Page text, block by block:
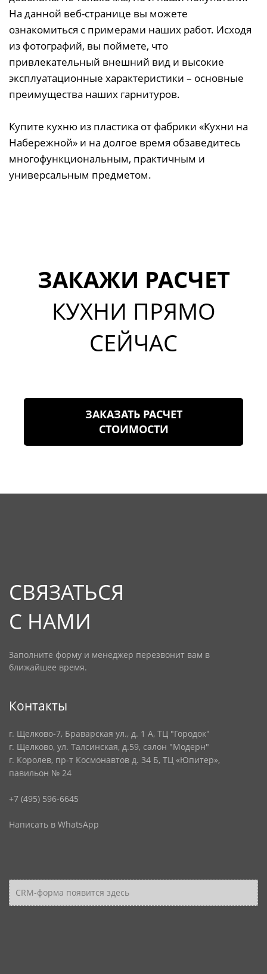
На данной веб-странице вы можете
ознакомиться с примерами наших работ. Исходя
из фотографий, вы поймете, что
привлекательный внешний вид и высокие
эксплуатационные характеристики – основные
преимущества наших гарнитуров.
Купите кухню из пластика от фабрики «Кухни на
Набережной» и на долгое время обзаведитесь
многофункциональным, практичным и
универсальным предметом.
ЗАКАЖИ РАСЧЕТ
КУХНИ ПРЯМО
СЕЙЧАС
ЗАКАЗАТЬ РАСЧЕТ
СТОИМОСТИ
СВЯЗАТЬСЯ
С НАМИ
Заполните форму и менеджер перезвонит вам в
ближайшее время.
Контакты
г. Щелково-7, Браварская ул., д. 1 А, ТЦ "Городок"
г. Щелково, ул. Талсинская, д.59, салон "Модерн"
г. Королев, пр-т Космонавтов д. 34 Б, ТЦ «Юпитер»,
павильон № 24
+7 (495) 596-6645
Написать в WhatsApp
CRM-форма появится здесь